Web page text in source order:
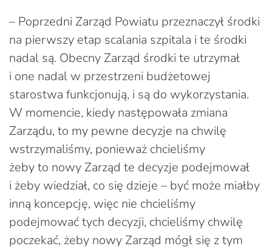
– Poprzedni Zarząd Powiatu przeznaczył środki
na pierwszy etap scalania szpitala i te środki
nadal są. Obecny Zarząd środki te utrzymał
i one nadal w przestrzeni budżetowej
starostwa funkcjonują, i są do wykorzystania.
W momencie, kiedy następowała zmiana
Zarządu, to my pewne decyzje na chwilę
wstrzymaliśmy, ponieważ chcieliśmy
żeby to nowy Zarząd te decyzje podejmował
i żeby wiedział, co się dzieje – być może miałby
inną koncepcję, więc nie chcieliśmy
podejmować tych decyzji, chcieliśmy chwilę
poczekać, żeby nowy Zarząd mógł się z tym